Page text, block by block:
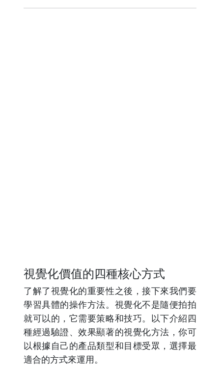
視覺化價值的四種核心方式
了解了視覺化的重要性之後，接下來我們要
學習具體的操作方法。視覺化不是隨便拍拍
就可以的，它需要策略和技巧。以下介紹四
種經過驗證、效果顯著的視覺化方法，你可
以根據自己的產品類型和目標受眾，選擇最
適合的方式來運用。